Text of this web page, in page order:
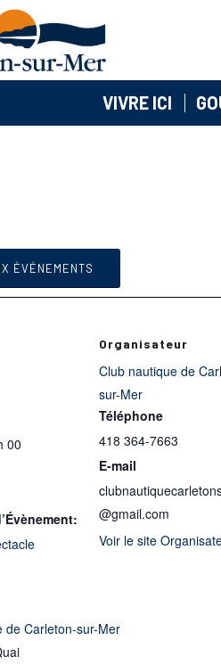
VIVRE ICI
ÉVÉNEMENTS
00
Organisateur
Club nautique de
sur-Mer
Téléphone
418 364-7663
E-mail
@gmail.com
Voir le site
de Carleton-sur-Mer